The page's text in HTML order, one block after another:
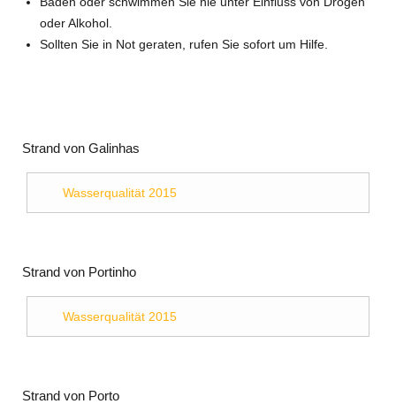
oder Alkohol.
Sollten Sie in Not geraten, rufen Sie sofort um Hilfe.
Strand von Galinhas
Wasserqualität 2015
Strand von Portinho
Wasserqualität 2015
Strand von Porto